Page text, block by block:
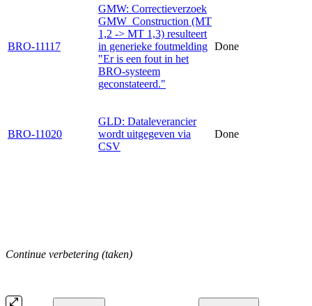
BRO-11117
GMW: Correctieverzoek
GMW_Construction (MT
1,2 -> MT 1,3) resulteert
in generieke foutmelding
"Er is een fout in het
BRO-systeem
geconstateerd."
Done
BRO-11020
GLD: Dataleverancier
wordt uitgegeven via
CSV
Done
Continue verbetering (taken)